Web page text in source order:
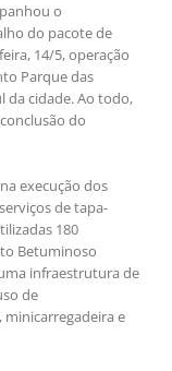
o
do pacote de
14/5, operação
Parque das
da cidade. Ao todo,
do
execução dos
de tapa-
180
Betuminoso
infraestrutura de
de
e